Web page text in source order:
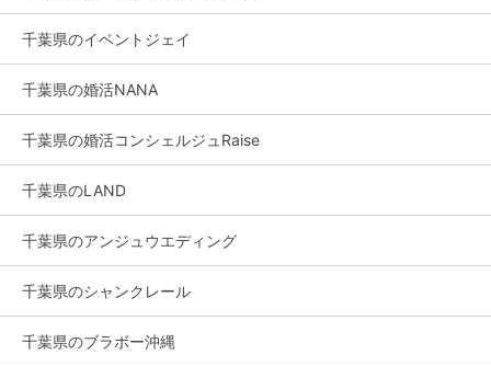
千葉県のイベントジェイ
千葉県の婚活NANA
千葉県の婚活コンシェルジュRaise
千葉県のLAND
千葉県のアンジュウエディング
千葉県のシャンクレール
千葉県のブラボー沖縄